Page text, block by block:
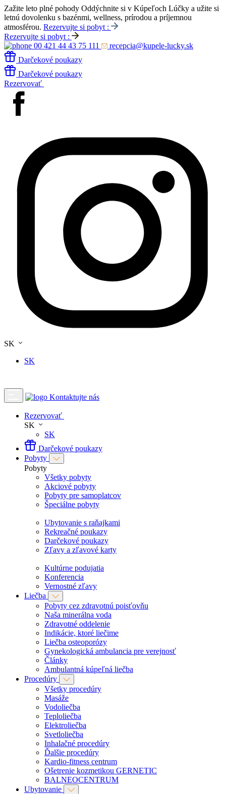
Zažite leto plné pohody Oddýchnite si v Kúpeľoch Lúčky a užite si
letnú dovolenku s bazénmi, wellness, prírodou a príjemnou
atmosférou. Rezervujte si pobyt :
Rezervujte si pobyt :
00 421 44 43 75 111
recepcia@kupele-lucky.sk
Darčekové poukazy
Darčekové poukazy
Rezervovať
SK
SK
Kontaktujte nás
Rezervovať
SK
SK
Darčekové poukazy
Pobyty
Pobyty
Všetky pobyty
Akciové pobyty
Pobyty pre samoplatcov
Špeciálne pobyty
Ubytovanie s raňajkami
Rekreačné poukazy
Darčekové poukazy
Zľavy a zľavové karty
Kultúrne podujatia
Konferencia
Vernostné zľavy
Liečba
Pobyty cez zdravotnú poisťovňu
Naša minerálna voda
Zdravotné oddelenie
Indikácie, ktoré liečime
Liečba osteoporózy
Gynekologická ambulancia pre verejnosť
Články
Ambulantná kúpeľná liečba
Procedúry
Všetky procedúry
Masáže
Vodoliečba
Teploliečba
Elektroliečba
Svetloliečba
Inhalačné procedúry
Ďalšie procedúry
Kardio-fitness centrum
Ošetrenie kozmetikou GERNETIC
BALNEOCENTRUM
Ubytovanie